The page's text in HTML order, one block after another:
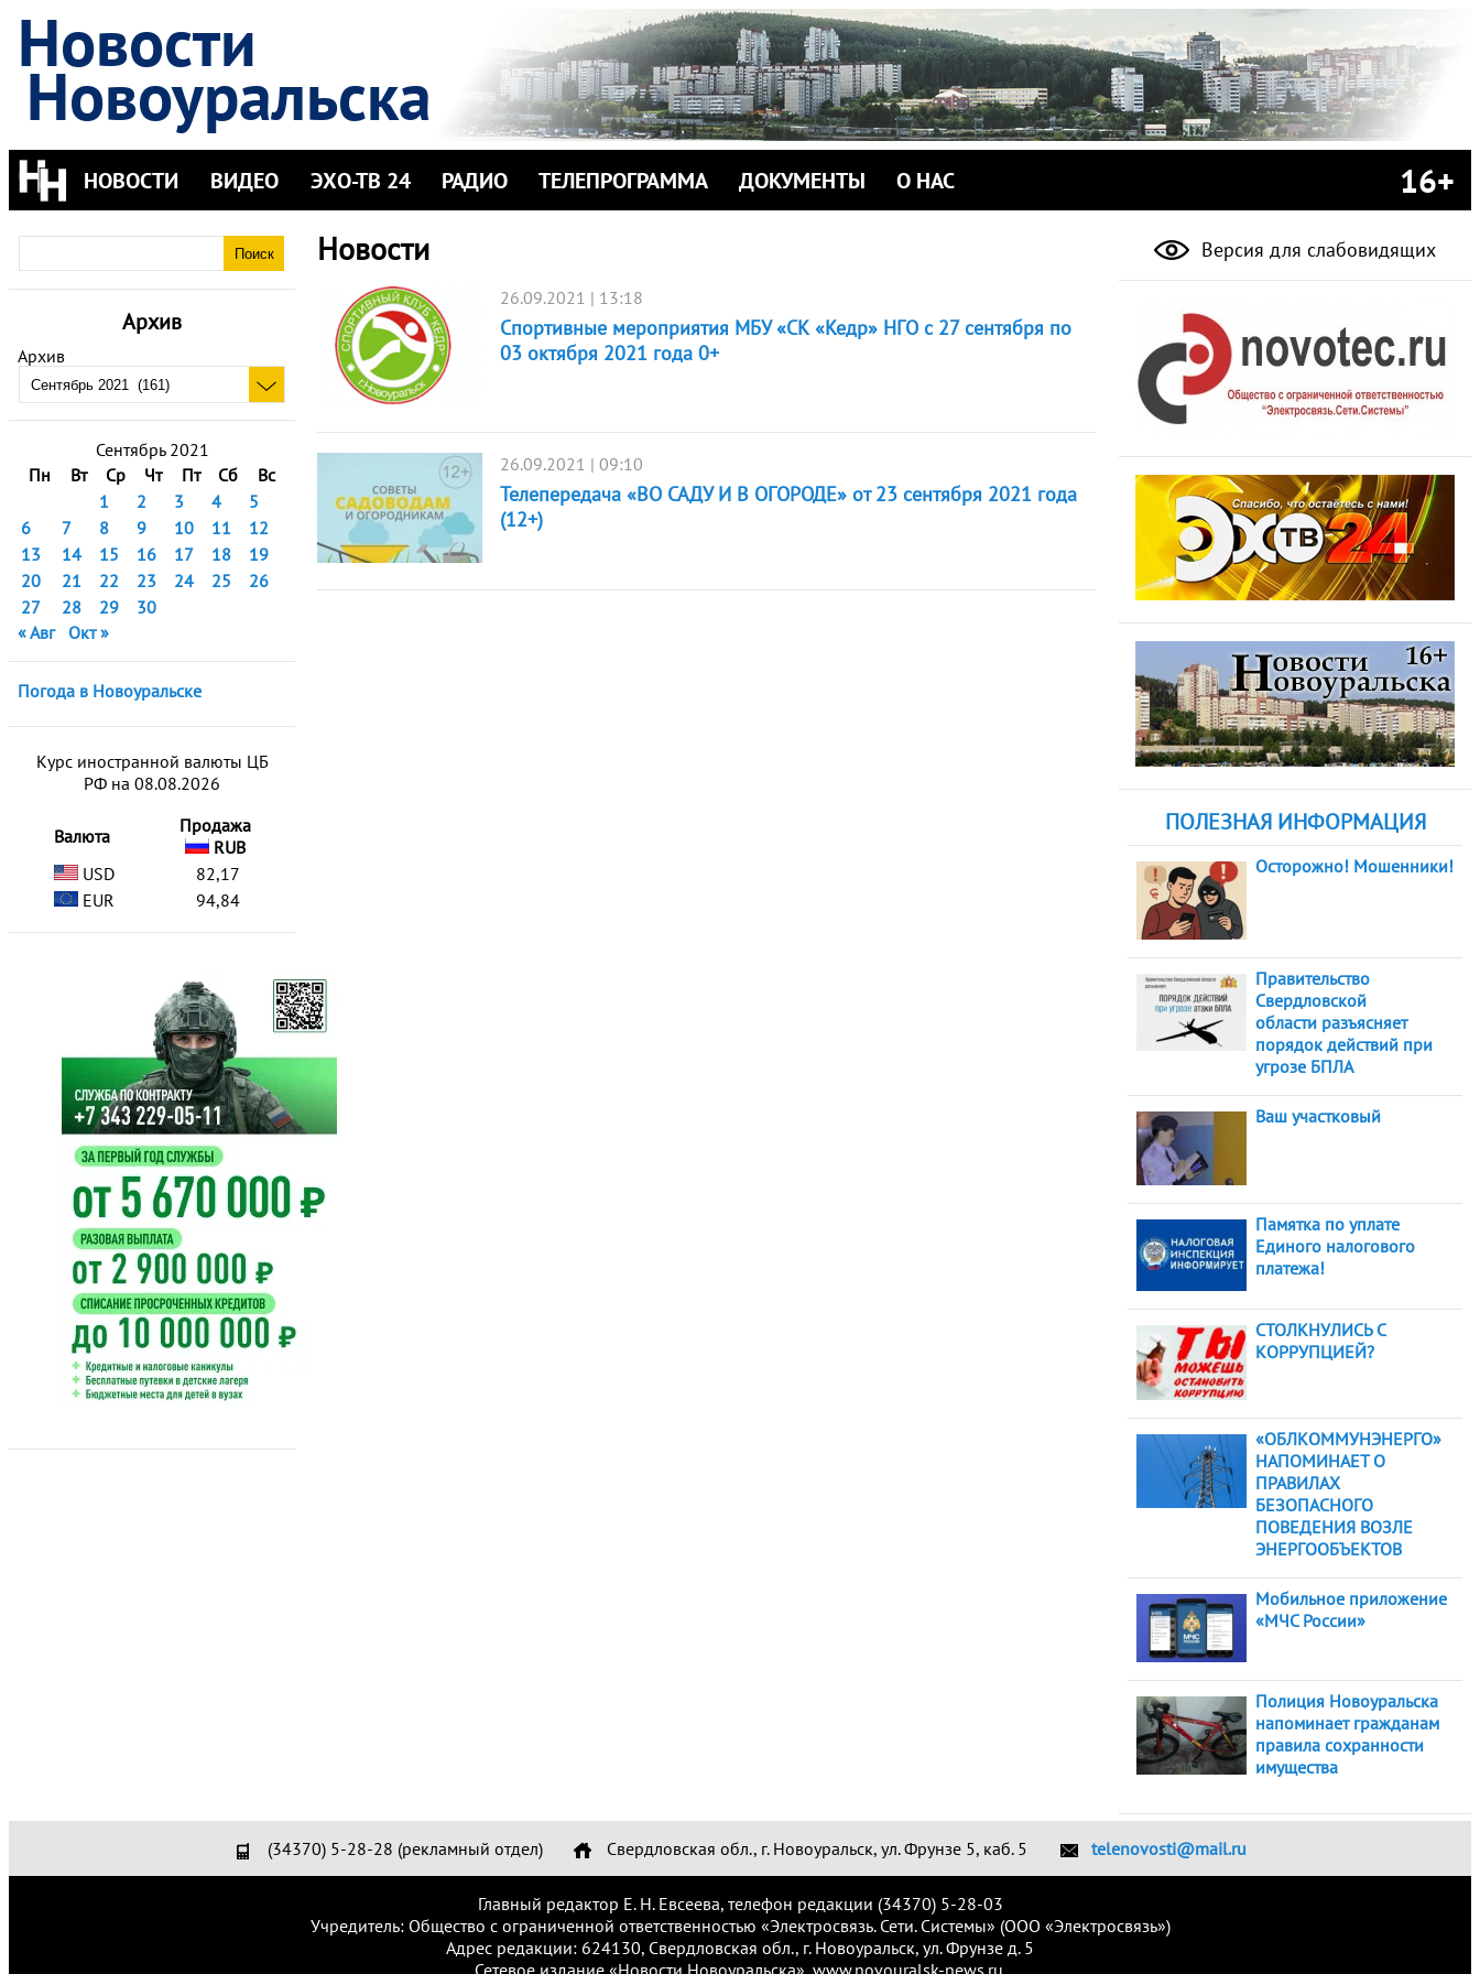
Новости
Новоуральска
НОВОСТИ ВИДЕО ЭХО-ТВ 24 РАДИО ТЕЛЕПРОГРАММА ДОКУМЕНТЫ О НАС 16+
Архив
Архив
Сентябрь 2021
Пн
Вт Ср Чт Пт Сб
Вс
1
2 3 4
5
6
7 8 9 10 11
12
13
14 15 16 17 18
19
20
21 22 23 24 25
26
27
28 29
30
« Авг
Окт »
Погода в Новоуральске
Курс иностранной валюты ЦБ
РФ на 08.08.2026
Валюта
Продажа
RUB
USD
82,17
EUR
94,84
Новости
26.09.2021 | 13:18
Спортивные мероприятия МБУ «СК «Кедр» НГО с 27 сентября по
03 октября 2021 года 0+
26.09.2021 | 09:10
Телепередача «ВО САДУ И В ОГОРОДЕ» от 23 сентября 2021 года
(12+)
Версия для слабовидящих
ПОЛЕЗНАЯ ИНФОРМАЦИЯ
Осторожно! Мошенники!
Правительство
Свердловской
области разъясняет
порядок действий при
угрозе БПЛА
Ваш участковый
Памятка по уплате
Единого налогового
платежа!
СТОЛКНУЛИСЬ С
КОРРУПЦИЕЙ?
«ОБЛКОММУНЭНЕРГО»
НАПОМИНАЕТ О
ПРАВИЛАХ
БЕЗОПАСНОГО
ПОВЕДЕНИЯ ВОЗЛЕ
ЭНЕРГООБЪЕКТОВ
Мобильное приложение
«МЧС России»
Полиция Новоуральска
напоминает гражданам
правила сохранности
имущества
(34370) 5-28-28 (рекламный отдел) Свердловская обл., г. Новоуральск, ул. Фрунзе 5, каб. 5 telenovosti@mail.ru
Главный редактор Е. Н. Евсеева, телефон редакции (34370) 5-28-03
Учредитель: Общество с ограниченной ответственностью «Электросвязь. Сети. Системы» (ООО «Электросвязь»)
Адрес редакции: 624130, Свердловская обл., г. Новоуральск, ул. Фрунзе д. 5